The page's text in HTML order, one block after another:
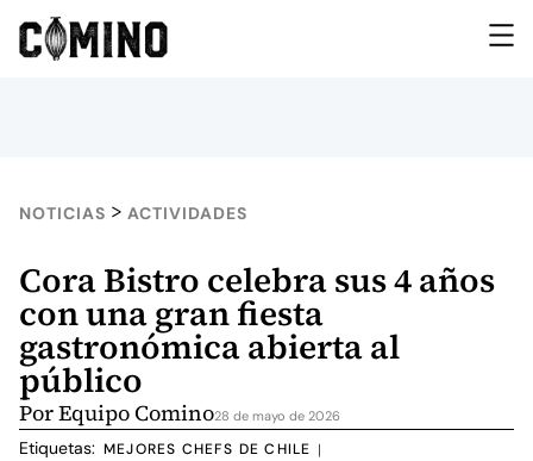
NOTICIAS > ACTIVIDADES
Cora Bistro celebra sus 4 años
con una gran fiesta
gastronómica abierta al
público
PorEquipo Comino28 de mayo de 2026
Etiquetas: MEJORES CHEFS DE CHILE |